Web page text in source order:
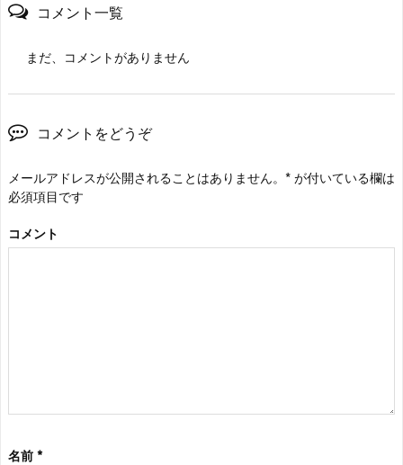
コメント一覧
まだ、コメントがありません
コメントをどうぞ
メールアドレスが公開されることはありません。 * が付いている欄は
必須項目です
コメント
名前 *